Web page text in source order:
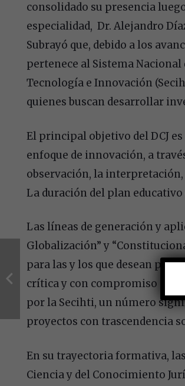
consolidado su presencia
especialidad, Dr. Alejandro
Subrayó que, debido a los
pertenece al Sistema Nacional
Tecnología e Innovación
quienes buscan desarrollar
El principal objetivo del DCJ
enfoque de innovación, a
observación, la
La duración del plan
Las líneas de generación y
Globalización” y
para las y los que desean
crítica y con compromiso
por la Secihti, un número
proyectos con trascendencia
En su trayectoria formativa,
Ciencia y del Conocimiento